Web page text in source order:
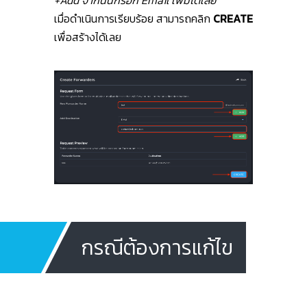
เมื่อดำเนินการเรียบร้อย สามารถคลิก CREATE
เพื่อสร้างได้เลย
กรณีต้องการแก้ไข